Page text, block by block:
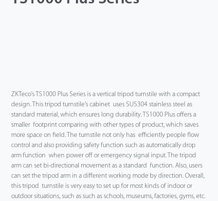
ZKTeco's TS1000 Plus Series is a vertical tripod turnstile with a compact
design. This tripod turnstile's cabinet uses SUS304 stainless steel as
standard material, which ensures long durability. TS1000 Plus offers a
smaller footprint comparing with other types of product, which saves
more space on field. The turnstile not only has efficiently people flow
control and also providing safety function such as automatically drop
arm function when power off or emergency signal input. The tripod
arm can set bi-directional movement as a standard function. Also, users
can set the tripod arm in a different working mode by direction. Overall,
this tripod turnstile is very easy to set up for most kinds of indoor or
outdoor situations, such as such as schools, museums, factories, gyms, etc.